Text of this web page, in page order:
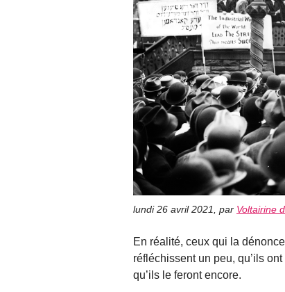
lundi 26 avril 2021 par Voltairine
En réalité, ceux qui la
réfléchissent un peu, qu’ils
qu’ils le feront encore.